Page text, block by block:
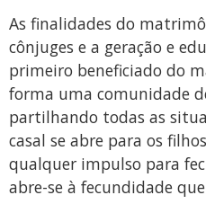
As finalidades do
cônjuges e a geração e
primeiro beneficiado do
forma uma comunidade
partilhando todas as
casal se abre para os
qualquer impulso para
abre-se à fecundidade